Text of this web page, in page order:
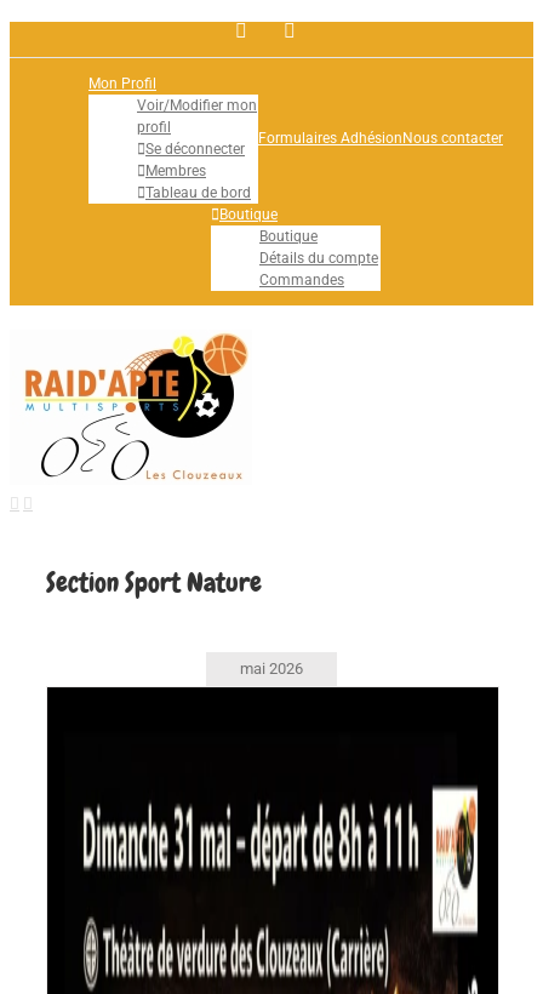
Facebook
Mon Profil
Voir/Modifier mon
profil
Se déconnecter
Membres
Tableau de bord
Formulaires Adhésion Nous contacter
Boutique
Boutique
Détails du compte
Commandes
Section Sport Nature
mai 2026